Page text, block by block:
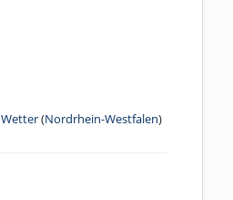
Wetter(Nordrhein-Westfalen)